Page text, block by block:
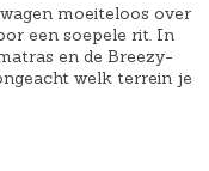
moeiteloos over
een soepele rit. In
en de Breezy-
welk terrein je